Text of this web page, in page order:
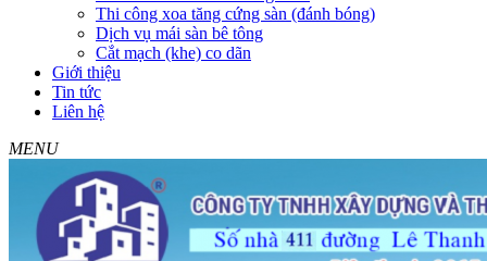
Thi công xoa tăng cứng sàn (đánh bóng)
Dịch vụ mái sàn bê tông
Cắt mạch (khe) co dãn
Giới thiệu
Tin tức
Liên hệ
MENU